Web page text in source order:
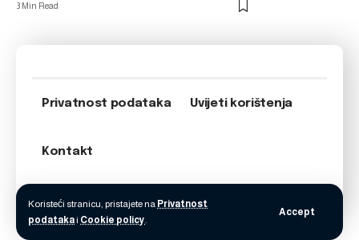
Koristeći stranicu, pristajete na Privatnost
podatakai Cookie policy.
Accept
3 Min Read
Privatnost podataka Uvijeti korištenja
Kontakt